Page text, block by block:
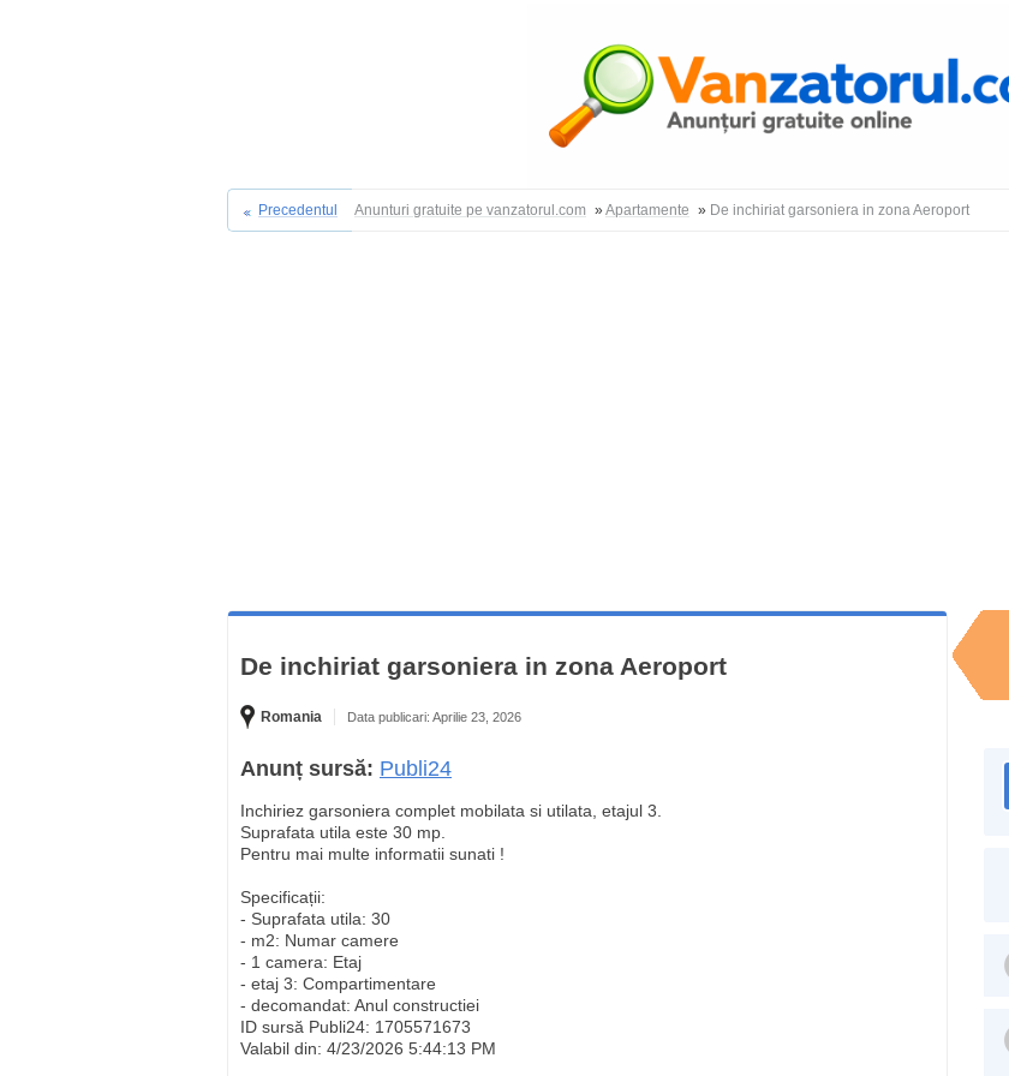
Precedentul Anunturi gratuite pe vanzatorul.com »Apartamente » De inchiriat garsoniera in zona Aeroport
De inchiriat garsoniera in zona Aeroport
Romania Data publicari: Aprilie 23, 2026
Anunț sursă: Publi24
Inchiriez garsoniera complet mobilata si utilata, etajul 3.
Suprafata utila este 30 mp.
Pentru mai multe informatii sunati !
Specificații:
- Suprafata utila: 30
- m2: Numar camere
- 1 camera: Etaj
- etaj 3: Compartimentare
- decomandat: Anul constructiei
ID sursă Publi24: 1705571673
Valabil din: 4/23/2026 5:44:13 PM